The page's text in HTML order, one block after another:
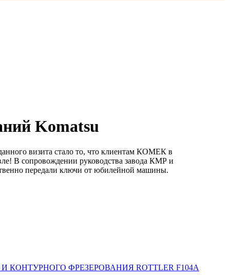
Komatsu
визита стало то, что клиентам КОМЕК в
В сопровождении руководства завода КМР и
передали ключи от юбилейной машины.
ФРЕЗЕРОВАНИЯ ROTTLER F104A